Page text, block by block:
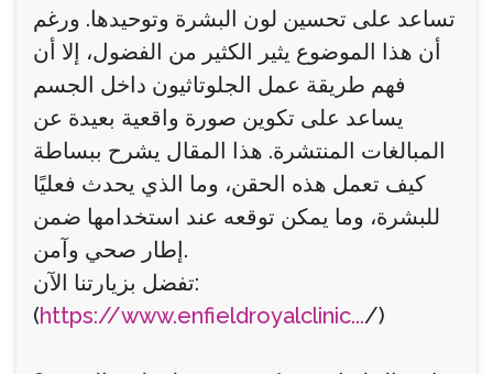
تساعد على تحسين لون البشرة وتوحيدها. ورغم
أن هذا الموضوع يثير الكثير من الفضول، إلا أن
فهم طريقة عمل الجلوتاثيون داخل الجسم
يساعد على تكوين صورة واقعية بعيدة عن
المبالغات المنتشرة. هذا المقال يشرح ببساطة
كيف تعمل هذه الحقن، وما الذي يحدث فعليًا
للبشرة، وما يمكن توقعه عند استخدامها ضمن
إطار صحي وآمن.
تفضل بزيارتنا الآن:
(https://www.enfieldroyalclinic.../)